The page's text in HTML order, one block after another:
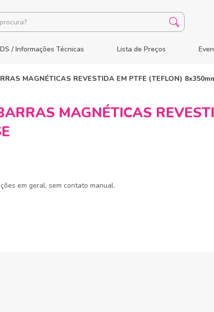
/ Informações Técnicas Lista de Preços
MAGNÉTICAS REVESTIDA EM PTFE (TEFLON)
MAGNÉTICAS
em geral, sem contato manual.